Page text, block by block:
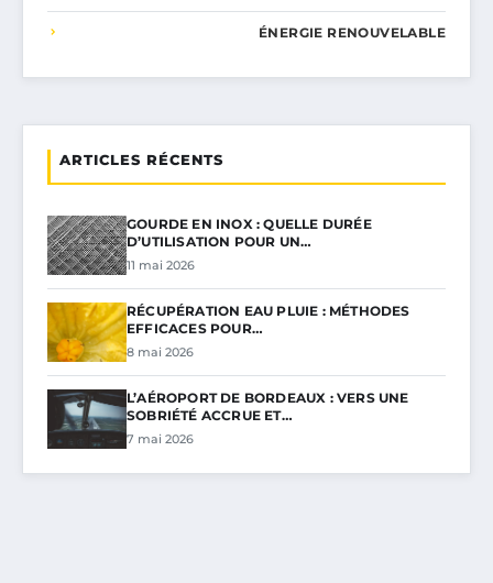
ÉNERGIE RENOUVELABLE
ARTICLES RÉCENTS
GOURDE EN INOX : QUELLE DURÉE
D’UTILISATION POUR UN…
11 mai 2026
RÉCUPÉRATION EAU PLUIE : MÉTHODES
EFFICACES POUR…
8 mai 2026
L’AÉROPORT DE BORDEAUX : VERS UNE
SOBRIÉTÉ ACCRUE ET…
7 mai 2026